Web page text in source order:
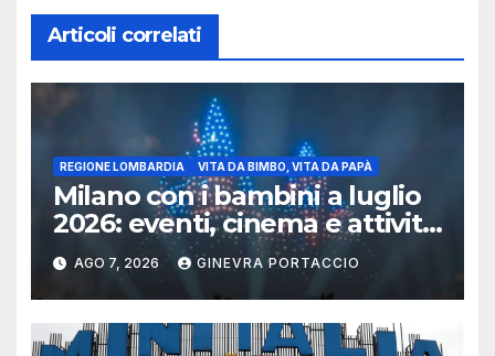
Articoli correlati
REGIONE LOMBARDIA VITA DA BIMBO, VITA DA PAPÀ
Milano con i bambini a luglio
2026: eventi, cinema e attività
per famiglie
AGO 7, 2026 GINEVRA PORTACCIO